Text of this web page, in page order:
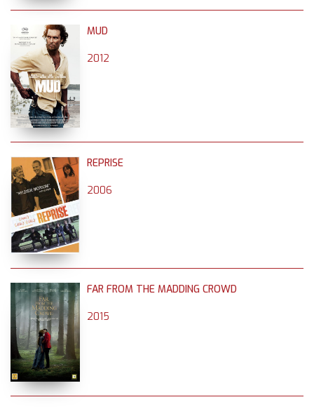
MUD
2012
REPRISE
2006
FAR FROM THE MADDING CROWD
2015